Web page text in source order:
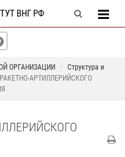
ВНГ РФ
ОРГАНИЗАЦИИ
Структура и
РАКЕТНО-АРТИЛЛЕРИЙСКОГО